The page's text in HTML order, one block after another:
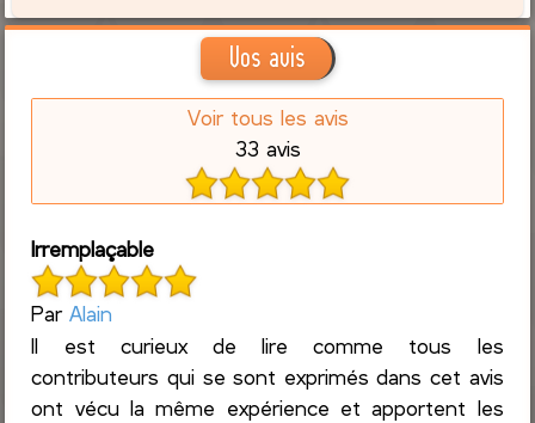
Vos avis
Voir tous les avis
33 avis
Irremplaçable
ParAlain
Il est curieux de lire comme tous les
contributeurs qui se sont exprimés dans cet avis
ont vécu la même expérience et apportent les